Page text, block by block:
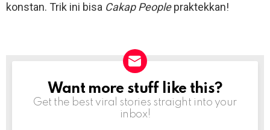
konstan. Trik ini bisa Cakap Peoplepraktekkan!
NEWSLETTER
Want more stuff like this?
Get the best viral stories straight into your
inbox!